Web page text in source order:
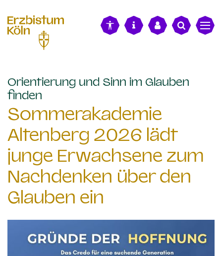
Orientierung und Sinn im Glauben
finden
Sommerakademie
Altenberg 2026 lädt
junge Erwachsene zum
Nachdenken über den
Glauben ein